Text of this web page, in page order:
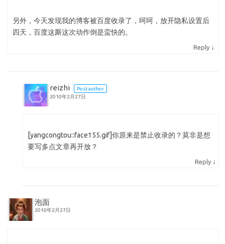
另外，今天发现我的博客被百度收录了，呵呵，放开隐私设置后
四天，百度这厮这次动作倒是蛮快的。
Reply ↓
reizhi
Post author
2010年2月27日
[yangcongtou::face155.gif]你原来是禁止收录的？莫非是想
要写多点文章再开放？
Reply ↓
泡面
2010年2月27日